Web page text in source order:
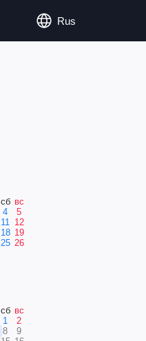
Rus
сб вс
4
5
11 12
18 19
25 26
сб вс
1
2
8
9